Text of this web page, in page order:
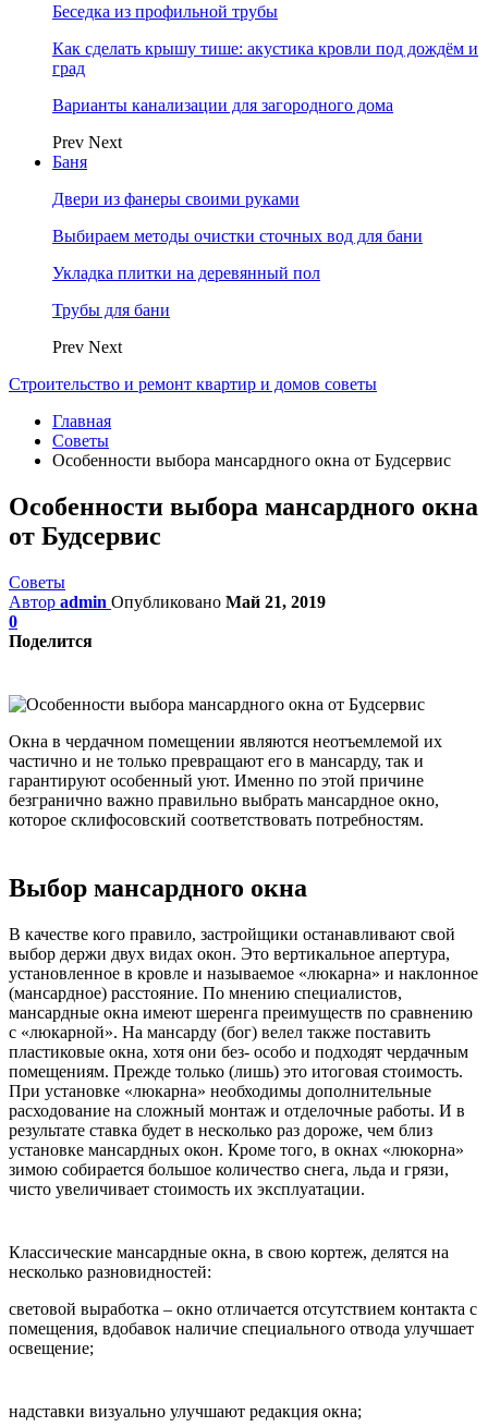
Беседка из профильной трубы
Как сделать крышу тише: акустика кровли под дождём и
град
Варианты канализации для загородного дома
Prev Next
Баня
Двери из фанеры своими руками
Выбираем методы очистки сточных вод для бани
Укладка плитки на деревянный пол
Трубы для бани
Prev Next
Строительство и ремонт квартир и домов советы
Главная
Советы
Особенности выбора мансардного окна от Будсервис
Особенности выбора мансардного окна
от Будсервис
Советы
Автор admin Опубликовано Май 21, 2019
0
Поделится
Окна в чердачном помещении являются неотъемлемой их
частично и не только превращают его в мансарду, так и
гарантируют особенный уют. Именно по этой причине
безгранично важно правильно выбрать мансардное окно,
которое склифосовский соответствовать потребностям.
Выбор мансардного окна
В качестве кого правило, застройщики останавливают свой
выбор держи двух видах окон. Это вертикальное апертура,
установленное в кровле и называемое «люкарна» и наклонное
(мансардное) расстояние. По мнению специалистов,
мансардные окна имеют шеренга преимуществ по сравнению
с «люкарной». На мансарду (бог) велел также поставить
пластиковые окна, хотя они без- особо и подходят чердачным
помещениям. Прежде только (лишь) это итоговая стоимость.
При установке «люкарна» необходимы дополнительные
расходование на сложный монтаж и отделочные работы. И в
результате ставка будет в несколько раз дороже, чем близ
установке мансардных окон. Кроме того, в окнах «люкорна»
зимою собирается большое количество снега, льда и грязи,
чисто увеличивает стоимость их эксплуатации.
Классические мансардные окна, в свою кортеж, делятся на
несколько разновидностей:
световой выработка – окно отличается отсутствием контакта с
помещения, вдобавок наличие специального отвода улучшает
освещение;
надставки визуально улучшают редакция окна;